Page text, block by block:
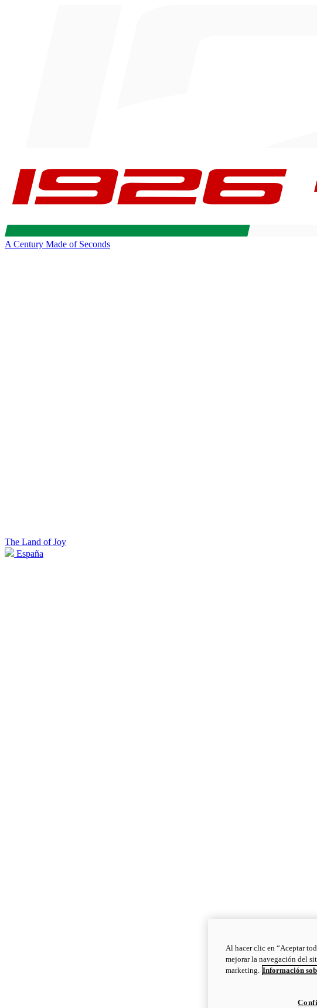
A Century Made of Seconds
The Land of Joy
España
Al hacer clic en “Aceptar
mejorar la navegación del
marketing. Información